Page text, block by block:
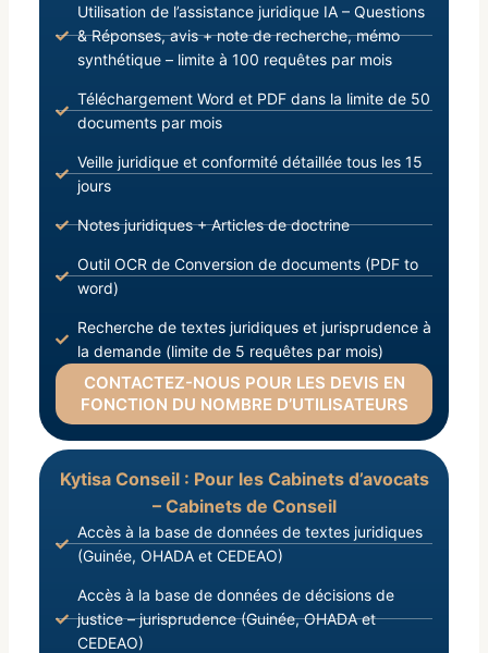
Utilisation de l’assistance juridique IA – Questions
& Réponses, avis + note de recherche, mémo
synthétique – limite à 100 requêtes par mois
Téléchargement Word et PDF dans la limite de 50
documents par mois
Veille juridique et conformité détaillée tous les 15
jours
Notes juridiques + Articles de doctrine
Outil OCR de Conversion de documents (PDF to
word)
Recherche de textes juridiques et jurisprudence à
la demande (limite de 5 requêtes par mois)
CONTACTEZ-NOUS POUR LES DEVIS EN
FONCTION DU NOMBRE D’UTILISATEURS
Kytisa Conseil : Pour les Cabinets d’avocats
– Cabinets de Conseil
Accès à la base de données de textes juridiques
(Guinée, OHADA et CEDEAO)
Accès à la base de données de décisions de
justice – jurisprudence (Guinée, OHADA et
CEDEAO)